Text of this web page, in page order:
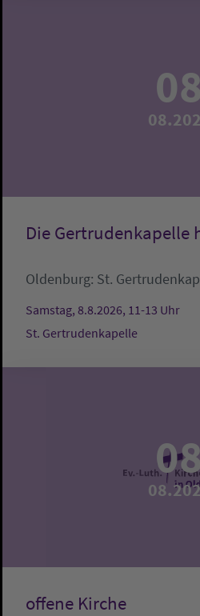
08
Die Gertrudenkapelle
Oldenburg: St.
Samstag, 8.8.2026, 11-13 Uhr
St. Gertrudenkapelle
offene Kirche